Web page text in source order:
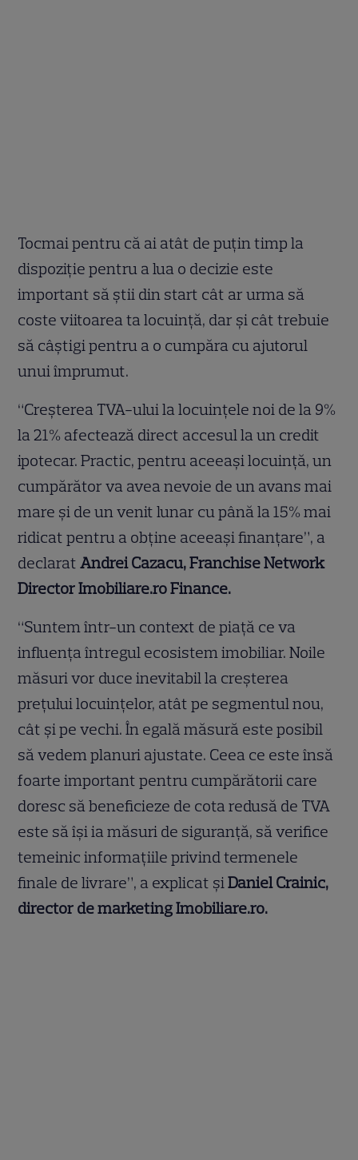
Tocmai pentru că ai atât de puțin timp la
dispoziție pentru a lua o decizie este
important să știi din start cât ar urma să
coste viitoarea ta locuință, dar și cât trebuie
să câștigi pentru a o cumpăra cu ajutorul
unui împrumut.
“Creșterea TVA-ului la locuințele noi de la 9%
la 21% afectează direct accesul la un credit
ipotecar. Practic, pentru aceeași locuință, un
cumpărător va avea nevoie de un avans mai
mare și de un venit lunar cu până la 15% mai
ridicat pentru a obține aceeași finanțare”, a
declarat Andrei Cazacu, Franchise Network
Director Imobiliare.ro Finance.
“Suntem într-un context de piață ce va
influența întregul ecosistem imobiliar. Noile
măsuri vor duce inevitabil la creșterea
prețului locuințelor, atât pe segmentul nou,
cât și pe vechi. În egală măsură este posibil
să vedem planuri ajustate. Ceea ce este însă
foarte important pentru cumpărătorii care
doresc să beneficieze de cota redusă de TVA
este să își ia măsuri de siguranță, să verifice
temeinic informațiile privind termenele
finale de livrare”, a explicat șiDaniel Crainic,
director de marketing Imobiliare.ro.